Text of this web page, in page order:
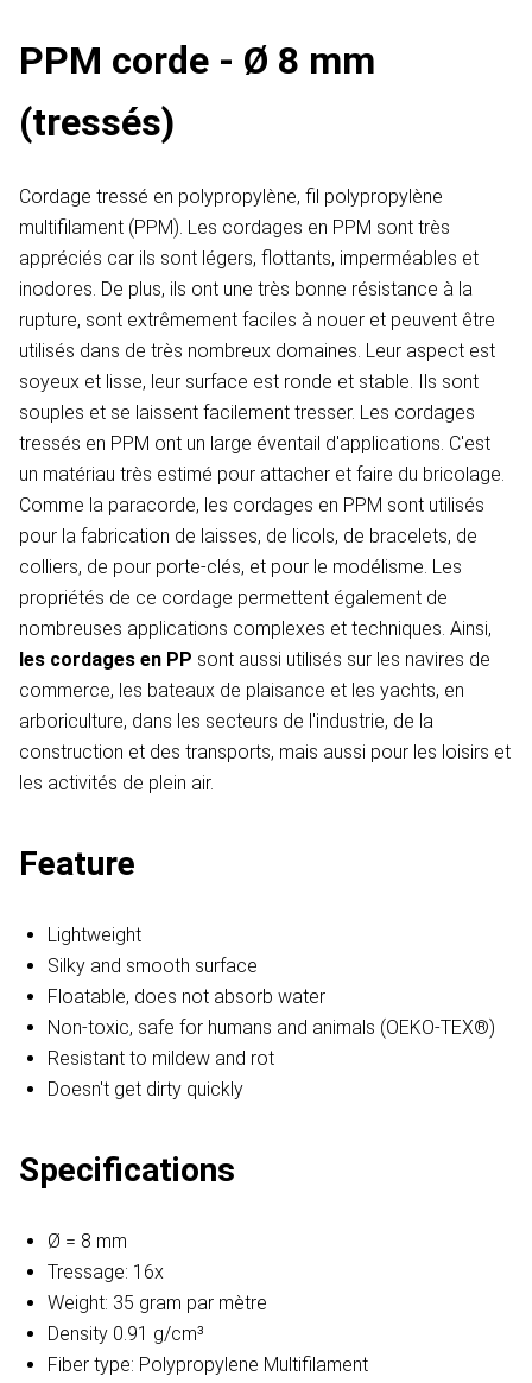
PPM corde - Ø 8 mm
(tressés)
Cordage tressé en polypropylène, fil polypropylène
multifilament (PPM). Les cordages en PPM sont très
appréciés car ils sont légers, flottants, imperméables et
inodores. De plus, ils ont une très bonne résistance à la
rupture, sont extrêmement faciles à nouer et peuvent être
utilisés dans de très nombreux domaines. Leur aspect est
soyeux et lisse, leur surface est ronde et stable. Ils sont
souples et se laissent facilement tresser. Les cordages
tressés en PPM ont un large éventail d'applications. C'est
un matériau très estimé pour attacher et faire du bricolage.
Comme la paracorde, les cordages en PPM sont utilisés
pour la fabrication de laisses, de licols, de bracelets, de
colliers, de pour porte-clés, et pour le modélisme. Les
propriétés de ce cordage permettent également de
nombreuses applications complexes et techniques. Ainsi,
les cordages en PP sont aussi utilisés sur les navires de
commerce, les bateaux de plaisance et les yachts, en
arboriculture, dans les secteurs de l'industrie, de la
construction et des transports, mais aussi pour les loisirs et
les activités de plein air.
Feature
Lightweight
Silky and smooth surface
Floatable, does not absorb water
Non-toxic, safe for humans and animals (OEKO-TEX®)
Resistant to mildew and rot
Doesn't get dirty quickly
Specifications
Ø = 8 mm
Tressage: 16x
Weight: 35 gram par mètre
Density 0.91 g/cm³
Fiber type: Polypropylene Multifilament